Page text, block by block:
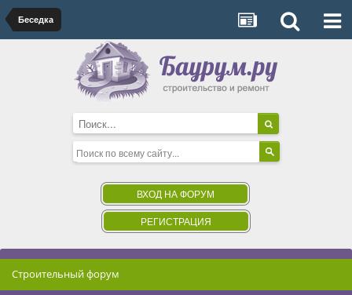
Беседка
ВХОД НА ФОРУМ
РЕГИСТРАЦИЯ
Строительный форум